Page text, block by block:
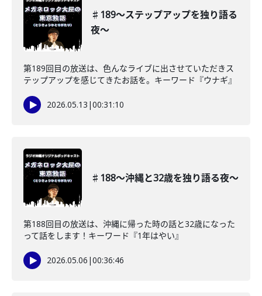
♯189〜ステップアップを独り語る
夜〜
第189回目の放送は、色んなライブに出させていただきス
テップアップを感じてきたお話を。キーワード『ウナギ』
2026.05.13 |00:31:10
♯188〜沖縄と32歳を独り語る夜〜
第188回目の放送は、沖縄に帰った時の話と32歳になった
って話をします！キーワード『1年はやい』
2026.05.06 |00:36:46